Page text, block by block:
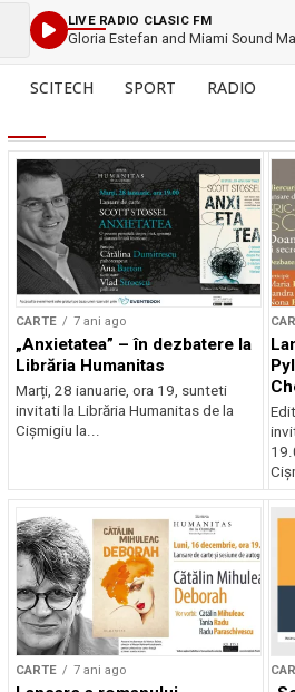
LIVE RADIO CLASIC FM
Gloria Estefan and Miami Sound
SCITECH SPORT RADIO
CARTE 7 ani ago
„Anxietatea” – în dezbatere la
Librăria Humanitas
Marți, 28 ianuarie, ora 19, sunteti
invitati la Librăria Humanitas de la
Cișmigiu la...
CARTE 7 ani ago